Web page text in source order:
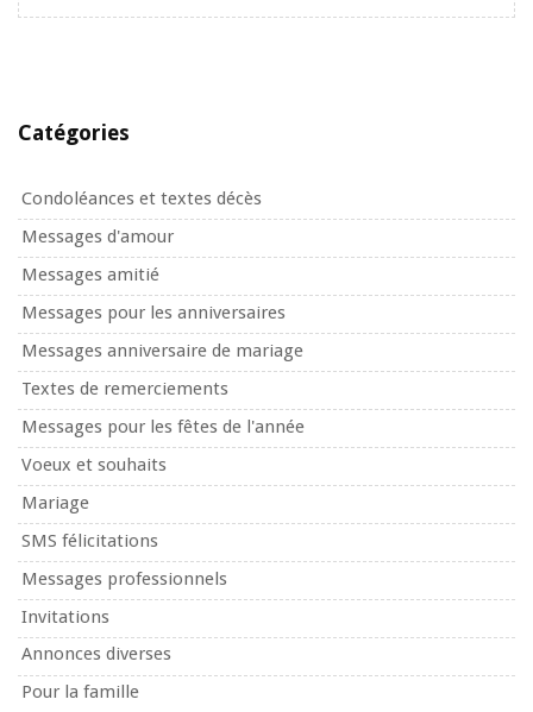
Catégories
Condoléances et textes décès
Messages d'amour
Messages amitié
Messages pour les anniversaires
Messages anniversaire de mariage
Textes de remerciements
Messages pour les fêtes de l'année
Voeux et souhaits
Mariage
SMS félicitations
Messages professionnels
Invitations
Annonces diverses
Pour la famille